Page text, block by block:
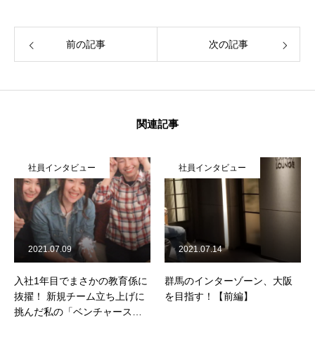
前の記事 次の記事
関連記事
社員インタビュー
入社1年目でまさかの教育係に
抜擢！ 新規チーム立ち上げに
挑んだ私の「ベンチャースピ
2021.07.09
社員インタビュー
群馬のインターゾーン、大阪
を目指す！【前編】
2021.07.14